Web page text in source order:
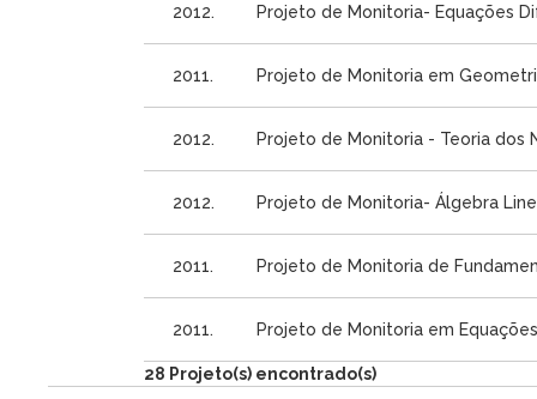
2012. Projeto de Monitoria- Equações
2011. Projeto de Monitoria em
2012. Projeto de Monitoria - Teoria dos
2012. Projeto de Monitoria- Álgebra
2011. Projeto de Monitoria de
2011. Projeto de Monitoria em
28 Projeto(s) encontrado(s)